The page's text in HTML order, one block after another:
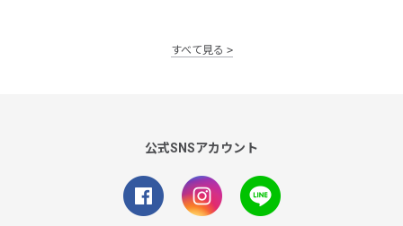
すべて見る
公式SNSアカウント